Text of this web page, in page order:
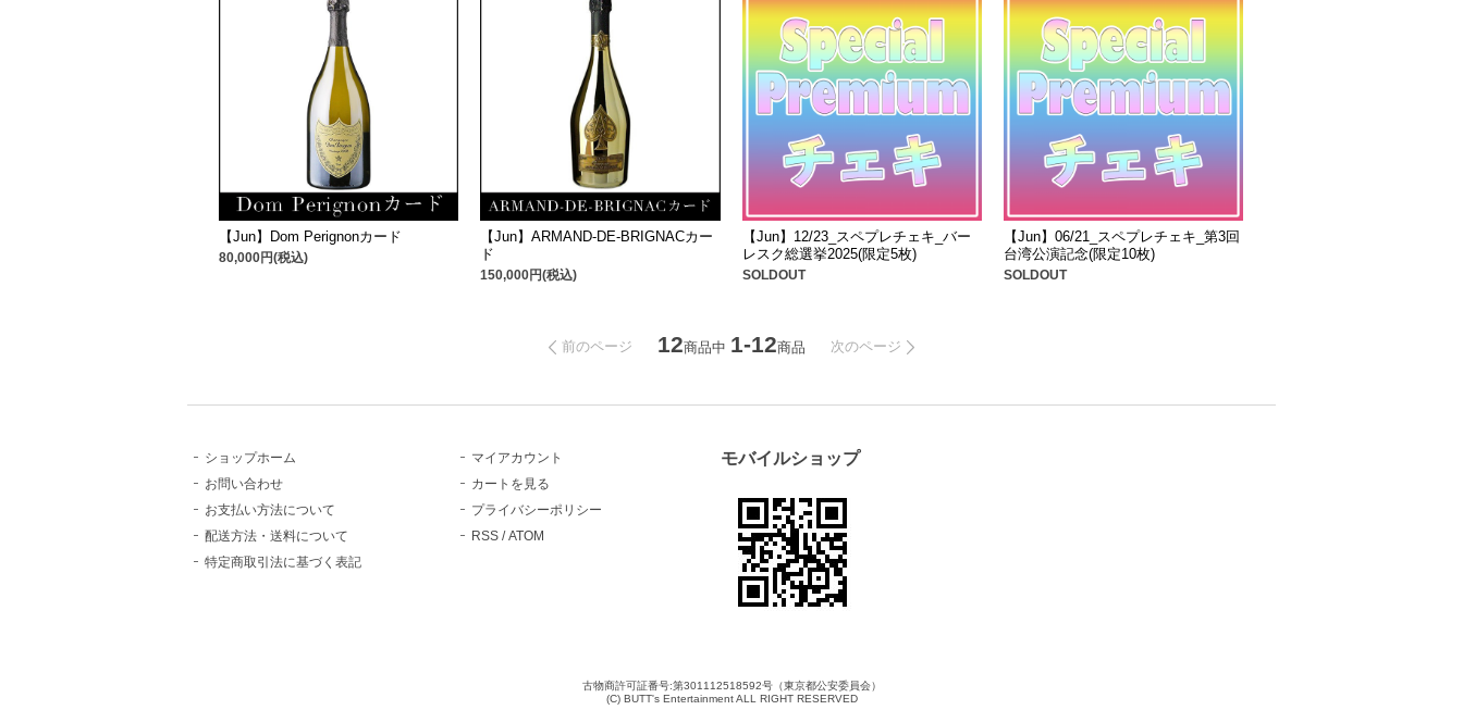
【Jun】Dom Perignonカード
80,000円(税込)
【Jun】ARMAND-DE-BRIGNACカー
ド
150,000円(税込)
【Jun】12/23_スペプレチェキ_バー
レスク総選挙2025(限定5枚)
SOLDOUT
【Jun】06/21_スペプレチェキ_第3回
台湾公演記念(限定10枚)
SOLDOUT
前のページ 12商品中 1-12商品 次のページ
ショップホーム
お問い合わせ
お支払い方法について
配送方法・送料について
特定商取引法に基づく表記
マイアカウント
カートを見る
プライバシーポリシー
RSS /ATOM
モバイルショップ
古物商許可証番号:第301112518592号（東京都公安委員会）
(C) BUTT's Entertainment ALL RIGHT RESERVED